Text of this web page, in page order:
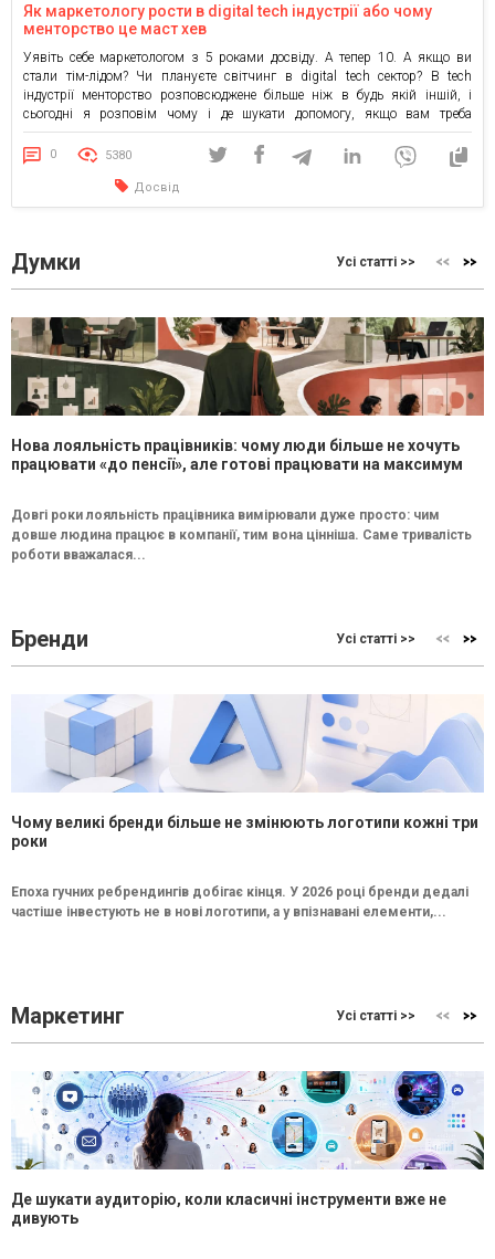
Як маркетологу рости в digital tech індустрії або чому
менторство це маст хев
Уявіть себе маркетологом з 5 роками досвіду. А тепер 10. А якщо ви
стали тім-лідом? Чи плануєте світчинг в digital tech сектор? В tech
індустрії менторство розповсюджене більше ніж в будь якій іншій, і
сьогодні я розповім чому і де шукати допомогу, якщо вам треба
професійна порада. Метроство – це особливий вид комунікації та обміну
[…]
0 5380
Досвід
Думки Усі статті >>
Нова лояльність працівників: чому люди більше не хочуть
працювати «до пенсії», але готові працювати на максимум
Довгі роки лояльність працівника вимірювали дуже просто: чим
довше людина працює в компанії, тим вона цінніша. Саме тривалість
роботи вважалася...
Бренди Усі статті >>
Чому великі бренди більше не змінюють логотипи кожні три
роки
Епоха гучних ребрендингів добігає кінця. У 2026 році бренди дедалі
частіше інвестують не в нові логотипи, а у впізнавані елементи,...
Маркетинг Усі статті >>
Де шукати аудиторію, коли класичні інструменти вже не
дивують